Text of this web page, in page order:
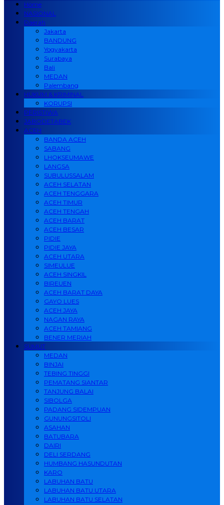
Home
NASIONAL
Daerah
Jakarta
BANDUNG
Yogyakarta
Surabaya
Bali
MEDAN
Palembang
HUKUM & KRIMINAL
KORUPSI
PERISTIWA
JABODETABEK
ACEH
BANDA ACEH
SABANG
LHOKSEUMAWE
LANGSA
SUBULUSSALAM
ACEH SELATAN
ACEH TENGGARA
ACEH TIMUR
ACEH TENGAH
ACEH BARAT
ACEH BESAR
PIDIE
PIDIE JAYA
ACEH UTARA
SIMEULUE
ACEH SINGKIL
BIREUEN
ACEH BARAT DAYA
GAYO LUES
ACEH JAYA
NAGAN RAYA
ACEH TAMIANG
BENER MERIAH
SUMUT
MEDAN
BINJAI
TEBING TINGGI
PEMATANG SIANTAR
TANJUNG BALAI
SIBOLGA
PADANG SIDEMPUAN
GUNUNGSITOLI
ASAHAN
BATUBARA
DAIRI
DELI SERDANG
HUMBANG HASUNDUTAN
KARO
LABUHAN BATU
LABUHAN BATU UTARA
LABUHAN BATU SELATAN